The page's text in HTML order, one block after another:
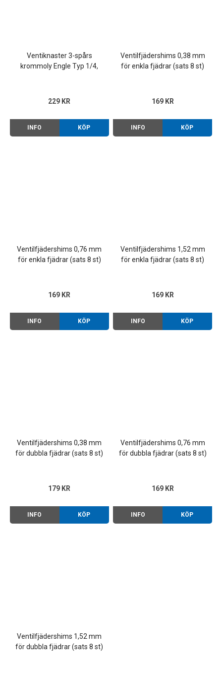
Ventiknaster 3-spårs
krommoly Engle Typ 1/4,
229 KR
INFO KÖP
Ventilfjädershims 0,38 mm
för enkla fjädrar (sats 8 st)
169 KR
INFO KÖP
Ventilfjädershims 0,76 mm
för enkla fjädrar (sats 8 st)
169 KR
INFO KÖP
Ventilfjädershims 1,52 mm
för enkla fjädrar (sats 8 st)
169 KR
INFO KÖP
Ventilfjädershims 0,38 mm
för dubbla fjädrar (sats 8 st)
179 KR
INFO KÖP
Ventilfjädershims 0,76 mm
för dubbla fjädrar (sats 8 st)
169 KR
INFO KÖP
Ventilfjädershims 1,52 mm
för dubbla fjädrar (sats 8 st)